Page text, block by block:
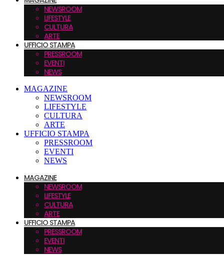
NEWSROOM
LIFESTYLE
CULTURA
ARTE
UFFICIO STAMPA
PRESSROOM
EVENTI
NEWS
MAGAZINE
NEWSROOM
LIFESTYLE
CULTURA
ARTE
UFFICIO STAMPA
PRESSROOM
EVENTI
NEWS
MAGAZINE
NEWSROOM
LIFESTYLE
CULTURA
ARTE
UFFICIO STAMPA
PRESSROOM
EVENTI
NEWS